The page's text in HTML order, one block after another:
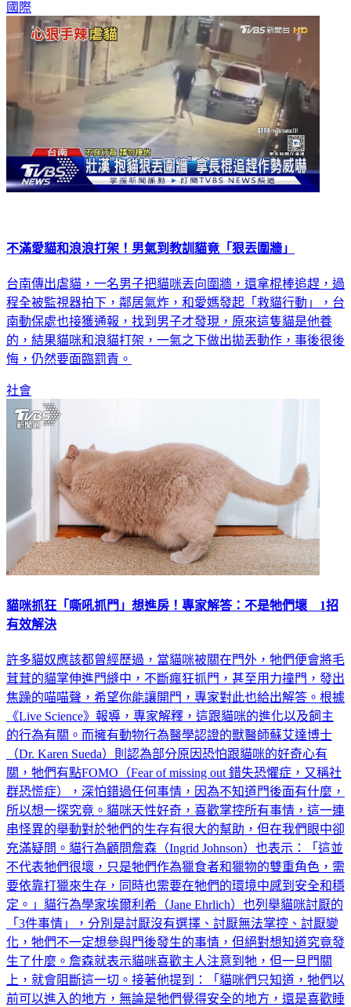
國際
不滿愛貓和浪浪打架！男氣到教訓貓竟「狠丟圍牆」
台南傳出虐貓，一名男子把貓咪丟向圍牆，還拿棍棒追趕，過
程全被監視器拍下，鄰居氣炸，和愛媽發起「救貓行動」，台
南動保處也接獲通報，找到男子才發現，原來這隻貓是他養
的，結果貓咪和浪貓打架，一氣之下做出拋丟動作，事後很後
悔，仍然要面臨罰責。
社會
貓咪抓狂「嘶吼抓門」想進房！專家解答：不是牠們壞 1招
有效解決
許多貓奴應該都曾經歷過，當貓咪被關在門外，牠們便會將毛
茸茸的貓掌伸進門縫中，不斷瘋狂抓門，甚至用力撞門，發出
焦躁的喵喵聲，希望你能讓開門，專家對此也給出解答。根據
《Live Science》報導，專家解釋，這跟貓咪的進化以及飼主
的行為有關。而擁有動物行為醫學認證的獸醫師蘇艾達博士
（Dr. Karen Sueda）則認為部分原因恐怕跟貓咪的好奇心有
關，牠們有點FOMO（Fear of missing out 錯失恐懼症，又稱社
群恐慌症），深怕錯過任何事情，因為不知道門後面有什麼，
所以想一探究竟。貓咪天性好奇，喜歡掌控所有事情，這一連
串怪異的舉動對於牠們的生存有很大的幫助，但在我們眼中卻
充滿疑問。貓行為顧問詹森（Ingrid Johnson）也表示：「這並
不代表牠們很壞，只是牠們作為獵食者和獵物的雙重角色，需
要依靠打獵來生存，同時也需要在牠們的環境中感到安全和穩
定。」貓行為學家埃爾利希（Jane Ehrlich）也列舉貓咪討厭的
「3件事情」，分別是討厭沒有選擇、討厭無法掌控、討厭變
化，牠們不一定想參與門後發生的事情，但絕對想知道究竟發
生了什麼。詹森就表示貓咪喜歡主人注意到牠，但一旦門關
上，就會阻斷這一切。接著他提到：「貓咪們只知道，牠們以
前可以進入的地方，無論是牠們覺得安全的地方，還是喜歡睡